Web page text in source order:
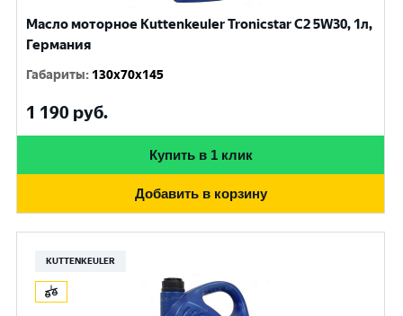
Масло моторное Kuttenkeuler Tronicstar C2 5W30, 1л,
Германия
Габариты: 130x70x145
1 190 руб.
Купить в 1 клик
Добавить в корзину
KUTTENKEULER